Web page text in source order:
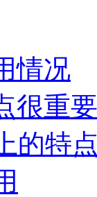
情况
很重要
的特